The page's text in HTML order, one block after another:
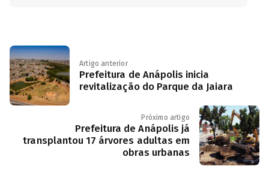
Artigo anterior
Prefeitura de Anápolis inicia
revitalização do Parque da Jaiara
Próximo artigo
Prefeitura de Anápolis já
transplantou 17 árvores adultas em
obras urbanas